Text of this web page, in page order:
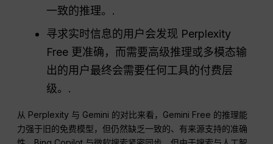
一致的推理。.
寻求实时信息的用户会发现 Perplexity
Free 更准确，而需要高级推理或多模态输
出的用户最终会需要任何工具的付费层
级。.
从 Perplexity 与 Gemini 的对比来看，Gemini Free 的推理能
力强于旧的免费模型，但仍然缺乏一致的、有来源支持的准确